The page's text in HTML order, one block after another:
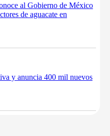
al Gobierno de México
de aguacate en
y anuncia 400 mil nuevos